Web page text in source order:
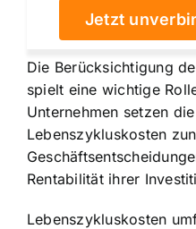
Jetzt
Die Berücksichtigung
spielt eine wichtige
Unternehmen setzen
Lebenszykluskosten
Rentabilität ihrer
Lebenszykluskosten